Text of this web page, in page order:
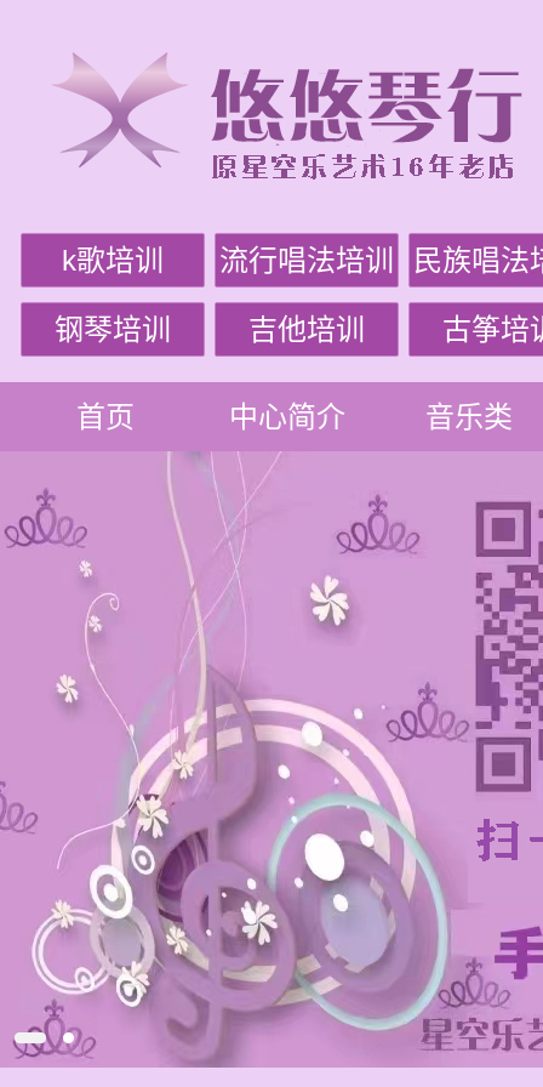
k歌培训 流行唱法培训 民族唱法
钢琴培训 吉他培训 古筝培
首页 中心简介 音乐类